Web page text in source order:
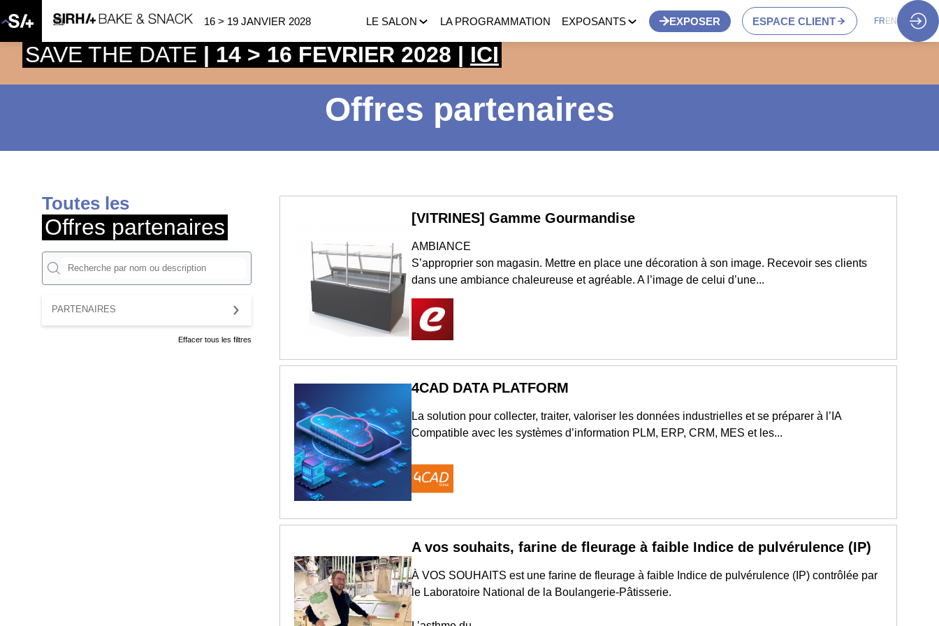
16 > 19 JANVIER 2028 LE SALON LA PROGRAMMATION EXPOSANTS EXPOSER ESPACE CLIENT FR EN
Offres partenaires
Toutes les
Offres partenaires
PARTENAIRES
Effacer tous les filtres
[VITRINES] Gamme Gourmandise
AMBIANCE
S’approprier son magasin. Mettre en place une décoration à son image. Recevoir ses clients
dans une ambiance chaleureuse et agréable. A l’image de celui d’une...
4CAD DATA PLATFORM
La solution pour collecter, traiter, valoriser les données industrielles et se préparer à l’IA
Compatible avec les systèmes d’information PLM, ERP, CRM, MES et les...
A vos souhaits, farine de fleurage à faible Indice de pulvérulence (IP)
À VOS SOUHAITS est une farine de fleurage à faible Indice de pulvérulence (IP) contrôlée par
le Laboratoire National de la Boulangerie-Pâtisserie.
SAVE THE DATE | 14 > 16 FEVRIER 2028 | ICI